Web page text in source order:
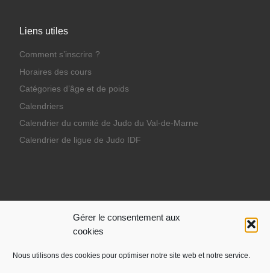
Gérer le consentement aux
cookies
Nous utilisons des cookies pour optimiser notre site web et notre service.
Liens utiles
Comment s’inscrire ?
Horaires des cours
Catégories d’âge et de poids
Calendriers
Calendrier du comité de Judo du Val-de-Marne
Calendrier de ligue de Judo IDF